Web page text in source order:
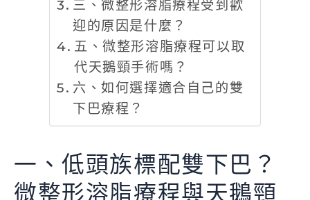
三、微整形溶脂療程受到歡
迎的原因是什麼？
五、微整形溶脂療程可以取
代天鵝頸手術嗎？
六、如何選擇適合自己的雙
下巴療程？
一、低頭族標配雙下巴？
微整形溶脂療程與天鵝頸